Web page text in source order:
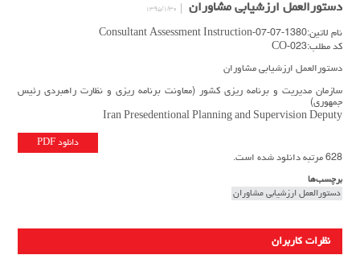
دستورالعمل ارزشیابی مشاوران ۱۳۹۵/۱/۳۰
نام لاتین:1380-07-07-Consultant Assessment Instruction
کد مطلب:CO-023
دستورالعمل ارزشیابی مشاوران
سازمان مدیریت و برنامه ریزی کشور (معاونت برنامه ریزی و نظارت راهبردی رئیس
جمهوری)
Iran Presedentional Planning and Supervision Deputy
دانلود PDF
628 مرتبه دانلود شده است.
برچسب‌ها
دستورالعمل ارزشیابی مشاوران
نظرات کاربران